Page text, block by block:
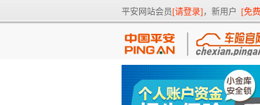
平安网站会员[请登录] ，新用户 [免